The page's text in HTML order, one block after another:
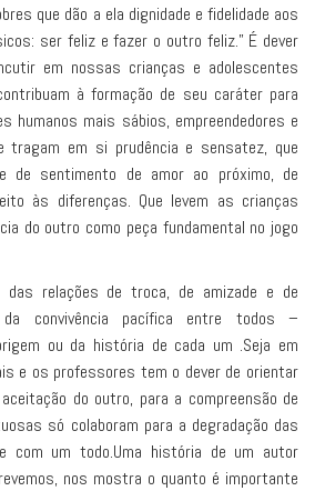
que dão a ela dignidade e fidelidade aos
ser feliz e fazer o outro feliz.” É dever
em nossas crianças e adolescentes
à formação de seu caráter para
humanos mais sábios, empreendedores e
tragam em si prudência e sensatez, que
de sentimento de amor ao próximo, de
às diferenças. Que levem as crianças
do outro como peça fundamental no jogo
das relações de troca, de amizade e de
da convivência pacífica entre todos –
ou da história de cada um .Seja em
e os professores tem o dever de orientar
do outro, para a compreensão de
só colaboram para a degradação das
com um todo.Uma história de um autor
nos mostra o quanto é importante